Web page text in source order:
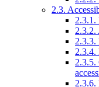
2.3.
2.3.1.
2.3.2.
2.3.3.
2.3.4.
2.3.5.
2.3.6.